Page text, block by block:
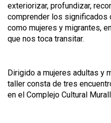
exteriorizar, profundizar,
comprender los significados
como mujeres y migrantes,
que nos toca transitar.
Dirigido a mujeres adultas y
taller consta de tres
en el Complejo Cultural